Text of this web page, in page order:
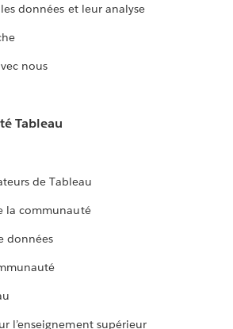
données et leur analyse
nous
Tableau
de Tableau
la communauté
données
l’enseignement supérieur